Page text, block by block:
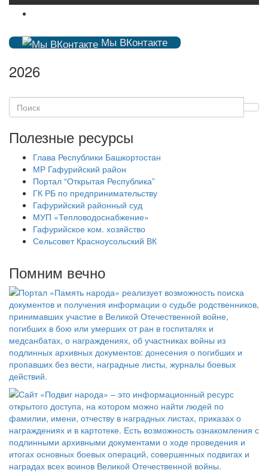
Мы ВКонтакте
2026
Полезные ресурсы
Глава Республики Башкортостан
МР Гафурийский район
Портал “Открытая Республика”
ГК РБ по предпринимательству
Гафурийский районный суд
МУП «Тепловодоснабжение»
Гафурийское ком. хозяйство
Сельсовет Красноусольский ВК
Помним вечно